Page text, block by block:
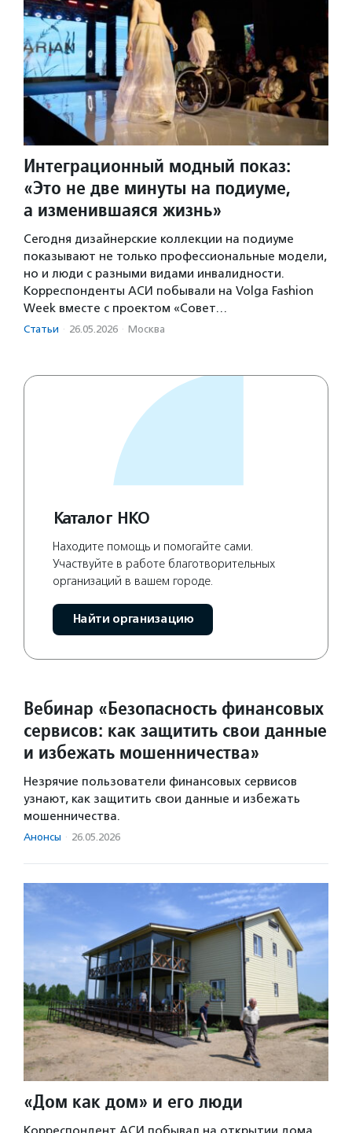
Интеграционный модный показ:
«Это не две минуты на подиуме,
а изменившаяся жизнь»
Сегодня дизайнерские коллекции на подиуме
показывают не только профессиональные модели,
но и люди с разными видами инвалидности.
Корреспонденты АСИ побывали на Volga Fashion
Week вместе с проектом «Совет…
Статьи · 26.05.2026 · Москва
Каталог НКО
Находите помощь и помогайте сами.
Участвуйте в работе благотворительных
организаций в вашем городе.
Найти организацию
Вебинар «Безопасность финансовых
сервисов: как защитить свои данные
и избежать мошенничества»
Незрячие пользователи финансовых сервисов
узнают, как защитить свои данные и избежать
мошенничества.
Анонсы · 26.05.2026
«Дом как дом» и его люди